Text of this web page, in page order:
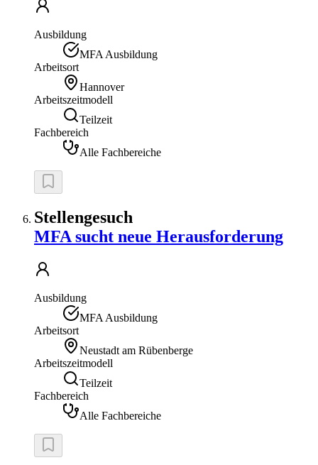
Ausbildung
MFA Ausbildung
Arbeitsort
Hannover
Arbeitszeitmodell
Teilzeit
Fachbereich
Alle Fachbereiche
Stellengesuch
MFA sucht neue Herausforderung
Ausbildung
MFA Ausbildung
Arbeitsort
Neustadt am Rübenberge
Arbeitszeitmodell
Teilzeit
Fachbereich
Alle Fachbereiche